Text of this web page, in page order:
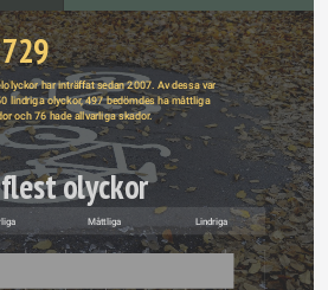
har inträffat sedan 2007. Av dessa var
lindriga olyckor, 497 bedömdes ha måttliga
och 76 hade allvarliga skador.
olyckor
Måttliga Lindriga